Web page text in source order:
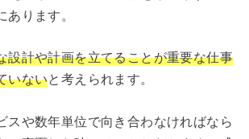
あります。
設計や計画を立てることが重要な仕事
いないと考えられます。
スや数年単位で向き合わなければなら